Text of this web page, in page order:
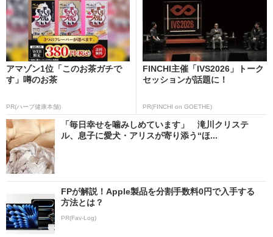
アマゾン1位「このお茶ガチで
す」噂のお茶
PR(ハーブ健康本舗)
FINCHI主催「IVS2026」トーク
セッションが話題に！
PR(FINCHI on GOETHE)
「毎日幸せを噛みしめています」 滝川クリステ
ル、息子に愛犬・アリスが寄り添う“ほ...
FPが解説！Apple製品を分割手数料0円で入手する
方法とは？
PR(Fav-Log)